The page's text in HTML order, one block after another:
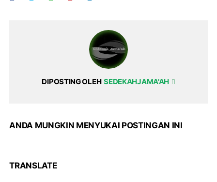
DIPOSTING OLEH SEDEKAHJAMA'AH
ANDA MUNGKIN MENYUKAI POSTINGAN INI
TRANSLATE